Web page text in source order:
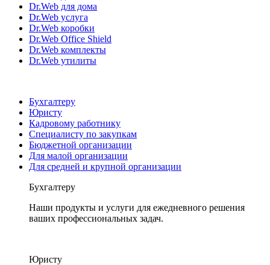
Dr.Web для дома
Dr.Web услуга
Dr.Web коробки
Dr.Web Office Shield
Dr.Web комплекты
Dr.Web утилиты
Бухгалтеру
Юристу
Кадровому работнику
Специалисту по закупкам
Бюджетной организации
Для малой организации
Для средней и крупной организации
Бухгалтеру
Наши продукты и услуги для ежедневного решения
ваших профессиональных задач.
Юристу